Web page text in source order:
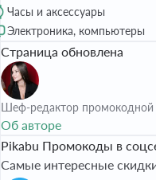
Часы и аксессуары
Электроника, компьютеры
Страница обновлена
Шеф-редактор промокодной
Об авторе
Pikabu Промокоды в
Самые интересные